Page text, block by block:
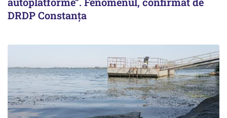
DRDP Constanța